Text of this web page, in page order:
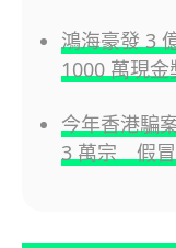
鴻海豪發 3
1000 萬現
今年香港騙
3 萬宗 假冒